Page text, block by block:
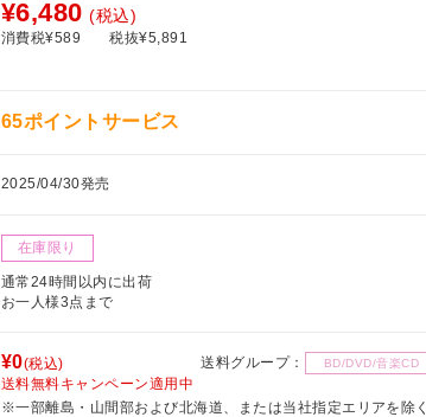
¥6,480 (税込)
消費税¥589 税抜¥5,891
65ポイントサービス
2025/04/30発売
在庫限り
通常24時間以内に出荷
お一人様3点まで
¥0(税込) 送料グループ： BD/DVD/音楽CD
送料無料キャンペーン適用中
※一部離島・山間部および北海道、または当社指定エリアを除く